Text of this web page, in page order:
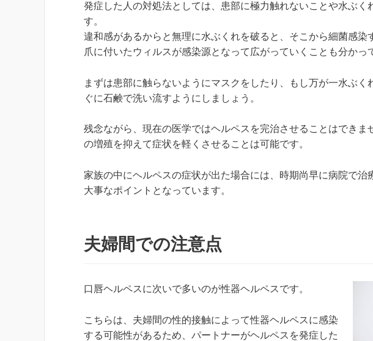
発症した人の対処法としては、患部に極力触れないことや水ぶく
す。
違和感があるからと無理に水ぶくれを破ると、そこから細菌感
爪に付いたウィルスが感染源となって広がっていくことも分かっ
まずは患部に触らないようにマスクをしたり、もし万が一水ぶ
ぐに石鹸で洗い流すようにしましょう。
残念ながら、現在の医学ではヘルペスを完治させることはできま
の増殖を抑えて症状を軽くさせることは可能です。
家族の中にヘルペスの症状が出た場合には、時期尚早に病院で
大事なポイントとなっています。
夫婦間での注意点
口唇ヘルペスに次いで多いのが性器ヘルペスです。
こちらは、夫婦間の性的接触によって性器ヘルペスに感染
する可能性があるため、パートナーがヘルペスを発症した